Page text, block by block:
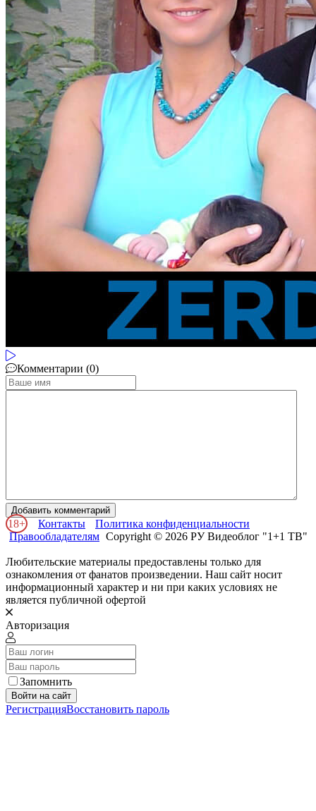
Комментарии (0)
Добавить комментарий
18+ Контакты
Политика конфиденциальности
Правообладателям Copyright © 2026 РУ Видеоблог "1+1 ТВ"
Любительские материалы предоставлены только для
ознакомления от фанатов произведении. Наш сайт носит
информационный характер и ни при каких условиях не
является публичной офертой
Авторизация
Запомнить
Войти на сайт
РегистрацияВосстановить пароль